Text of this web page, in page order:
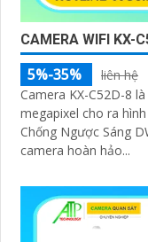
CAMERA WIFI KX-
5%-35%
liên hệ
Camera KX-C52D-8
megapixel cho ra hình ảnh sắc
Chống Ngược Sáng
camera hoàn hảo...